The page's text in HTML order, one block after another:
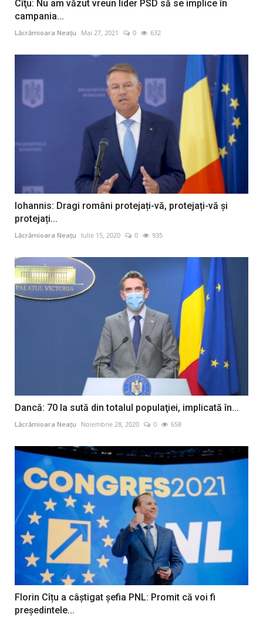
Cîţu: Nu am văzut vreun lider PSD să se implice în
campania...
Lăcrămioara Neațu Mai 27, 2021 0 632
Iohannis: Dragi români protejați-vă, protejați-vă și
protejați...
Lăcrămioara Neațu Iulie 15, 2020 0 935
Dancă: 70 la sută din totalul populaţiei, implicată în...
Lăcrămioara Neațu Noiembrie 28, 2020 0 658
Florin Cîțu a câștigat șefia PNL: Promit că voi fi
președintele...